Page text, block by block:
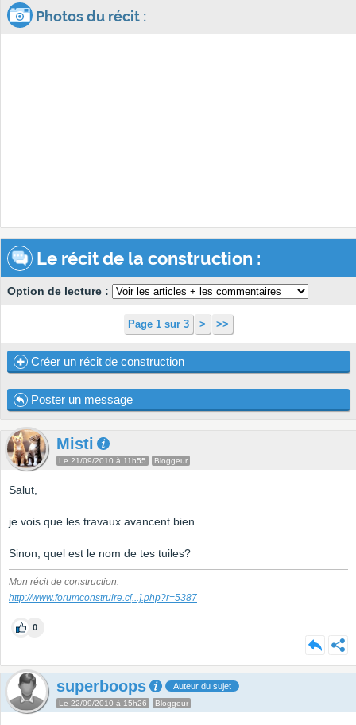
Photos du récit :
Le récit de la construction :
Option de lecture :
Page 1 sur 3 > >>
Créer un récit de construction
Poster un message
Misti
Le 21/09/2010 à 11h55 Bloggeur
Salut,
je vois que les travaux avancent bien.
Sinon, quel est le nom de tes tuiles?
Mon récit de construction:
http://www.forumconstruire.c[...].php?r=5387
0
superboops Auteur du sujet
Le 22/09/2010 à 15h26 Bloggeur